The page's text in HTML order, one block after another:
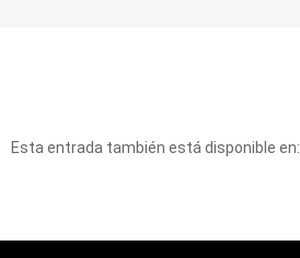
Esta entrada también está disponible en: